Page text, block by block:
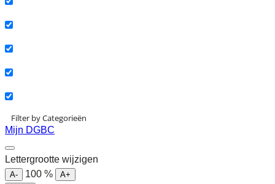
Filter by Categorieën
Mijn DGBC
Lettergrootte wijzigen
A- 100 %
A+